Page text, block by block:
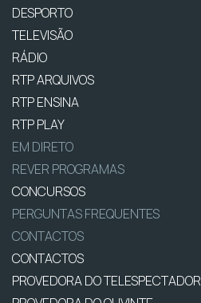
DESPORTO
TELEVISÃO
RÁDIO
RTP ARQUIVOS
RTP ENSINA
RTP PLAY
EM DIRETO
REVER PROGRAMAS
CONCURSOS
PERGUNTAS FREQUENTES
CONTACTOS
CONTACTOS
PROVEDORA DO TELESPECTADOR